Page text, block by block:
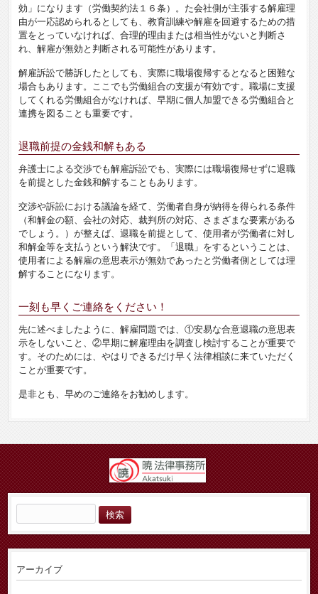
効」になります（労働契約法１６条）。た会社側が主張する解雇理
由が一応認められるとしても、教育訓練や解雇を回避するための措
置をとっていなければ、合理的理由または相当性がないと判断さ
れ、解雇が無効と判断される可能性があります。
解雇訴訟で勝訴したとしても、実際に職場復帰するとなると困難な
場合もあります。ここでも労働組合の支援が有効です。職場に支援
してくれる労働組合がなければ、早期に個人加盟できる労働組合と
連携を図ることも重要です。
退職前提の金銭和解もある
弁護士による交渉でも解雇訴訟でも、実際には職場復帰せずに退職
を前提とした金銭和解することもあります。
交渉や訴訟における議論を経て、労働者自身が納得を得られる条件
（和解金の額、会社の対応、裁判所の対応、さまざまな要素がある
でしょう。）が整えば、退職を前提として、使用者が労働者に対し
和解金等を支払うという解決です。「退職」をするということは、
使用者による解雇の意思表示が無効であったと労働者側としては理
解することになります。
一刻も早くご連絡をください！
先に述べましたように、解雇問題では、①安易な合意退職の意思表
示をしないこと、②早期に解雇理由を調査し検討することが重要で
す。そのためには、やはりできるだけ早く法律相談に来ていただく
ことが重要です。
是非とも、早めのご連絡をお勧めします。
索:
アーカイブ